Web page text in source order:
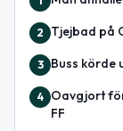
2 Tjejbad på
3 Buss körde
4
Oavgjort
FF